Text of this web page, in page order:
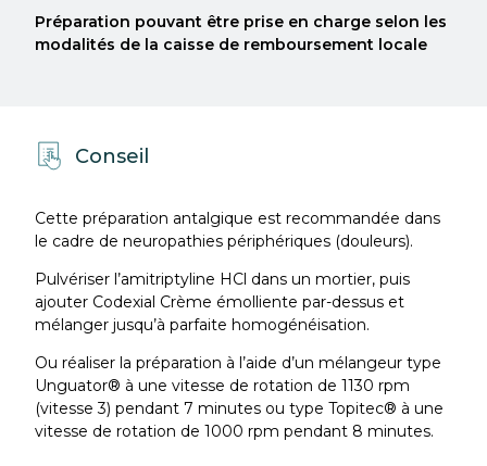
Préparation pouvant être prise en charge selon les
modalités de la caisse de remboursement locale
Conseil
Cette préparation antalgique est recommandée dans
le cadre de neuropathies périphériques (douleurs).
Pulvériser l’amitriptyline HCl dans un mortier, puis
ajouter Codexial Crème émolliente par-dessus et
mélanger jusqu’à parfaite homogénéisation.
Ou réaliser la préparation à l’aide d’un mélangeur type
Unguator® à une vitesse de rotation de 1130 rpm
(vitesse 3) pendant 7 minutes ou type Topitec® à une
vitesse de rotation de 1000 rpm pendant 8 minutes.